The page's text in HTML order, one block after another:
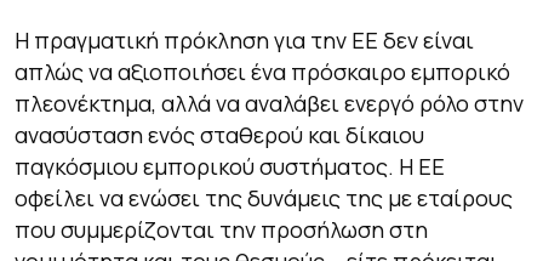
Η πραγματική πρόκληση για την ΕΕ δεν είναι
απλώς να αξιοποιήσει ένα πρόσκαιρο εμπορικό
πλεονέκτημα, αλλά να αναλάβει ενεργό ρόλο στην
ανασύσταση ενός σταθερού και δίκαιου
παγκόσμιου εμπορικού συστήματος. Η ΕΕ
οφείλει να ενώσει της δυνάμεις της με εταίρους
που συμμερίζονται την προσήλωση στη